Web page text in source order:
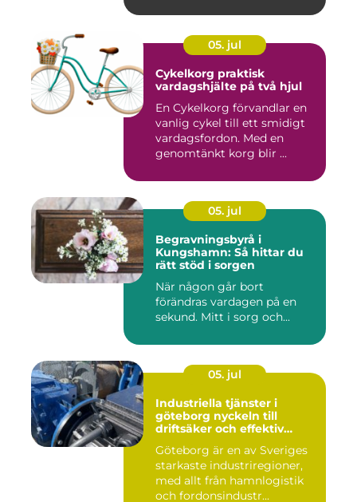
05. jul
Cykelkorg praktisk
vardagshjälte på två hjul
En Cykelkorg förvandlar en
vanlig cykel till ett smidigt
vardagsfordon. Med en
genomtänkt korg blir ...
05. jul
Begravningsbyrå i
Kungshamn: Så hittar du
rätt stöd i sorgen
När någon går bort
förändras vardagen på en
sekund. Mitt i sorg och...
05. jul
Industriella tjänster i
göteborg nyckeln till
driftsäker och effektiv
Göteborg är en av Sveriges
starkaste industriregioner,
med allt från hamnlogistik
och fordonsindustr...